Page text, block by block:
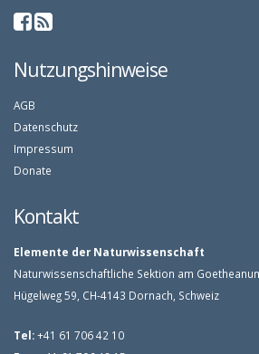
Nutzungshinweise
AGB
Datenschutz
Impressum
Donate
Kontakt
Elemente der Naturwissenschaft
Naturwissenschaftliche Sektion am
Hügelweg 59, CH-4143 Dornach, Schweiz
Tel:+41 61 706 42 10